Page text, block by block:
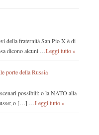
della fraternità San Pio X è di
dicono alcuni …Leggi tutto »
porte della Russia
possibili: o la NATO alla
russe; o […] …Leggi tutto »